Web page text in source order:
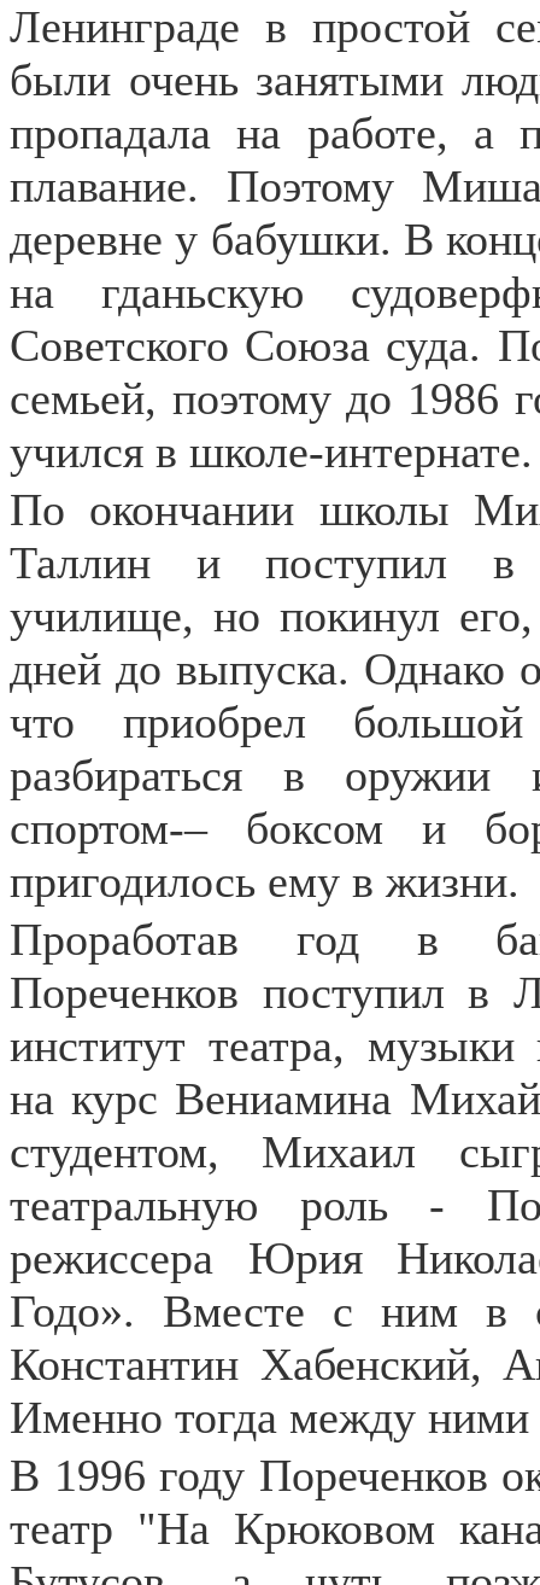
Ленинграде в простой
были очень занятыми
пропадала на работе, а
плавание. Поэтому
деревне у бабушки. В
на гданьскую
Советского Союза суда.
семьей, поэтому до 1986
учился в школе-интернате.
По окончании школы
Таллин и поступил в
училище, но покинул
дней до выпуска. Однако
что приобрел
разбираться в оружии
спортом-– боксом и
пригодилось ему в жизни.
Проработав год в
Пореченков поступил в
институт театра,
на курс Вениамина
студентом, Михаил
театральную роль -
режиссера Юрия
Годо». Вместе с ним в
Константин Хабенский,
Именно тогда между ними
В 1996 году Пореченков
театр "На Крюковом